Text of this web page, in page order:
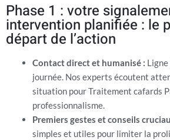
Phase 1 : votre
intervention planifiée : le
départ de l’action
Contact direct et humanisé :
journée. Nos experts écoutent
situation pour Traitement cafards
professionnalisme.
Premiers gestes et conseils
simples et utiles pour limiter la